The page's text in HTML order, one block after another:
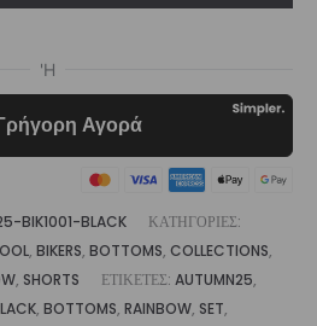
BIK1001-BLACK
ΚΑΤΗΓΟΡΊΕΣ:
, BIKERS, BOTTOMS, COLLECTIONS,
, SHORTS ΕΤΙΚΈΤΕΣ: AUTUMN25,
, BOTTOMS, RAINBOW, SET,